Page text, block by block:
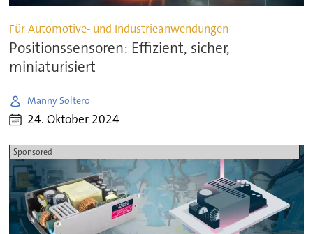
Für Automotive- und Industrieanwendungen
Positionssensoren: Effizient, sicher,
miniaturisiert
Manny Soltero
24. Oktober 2024
Sponsored